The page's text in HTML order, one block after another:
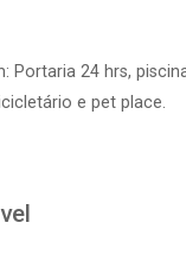
Portaria 24 hrs,
e pet place.